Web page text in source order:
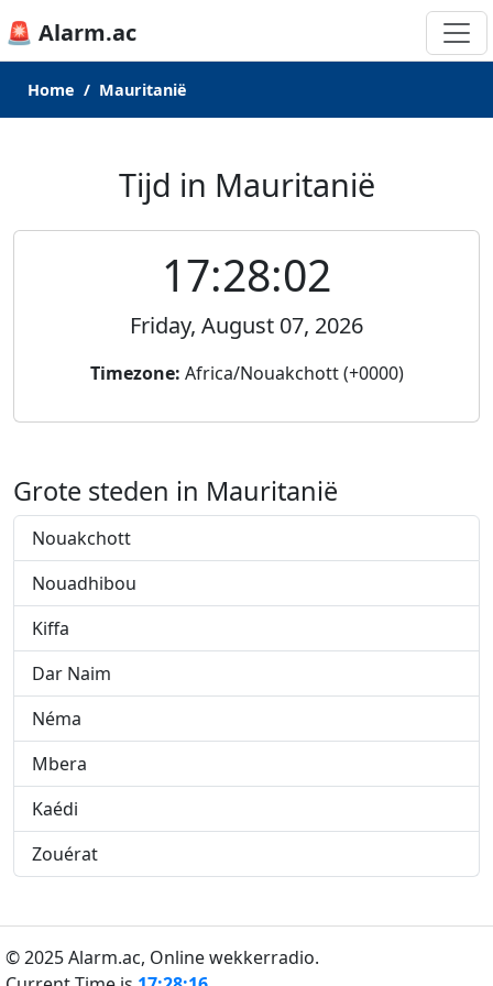
🚨 Alarm.ac
Home Mauritanië
Tijd in Mauritanië
17:28:02
Friday, August 07, 2026
Timezone: Africa/Nouakchott (+0000)
Grote steden in Mauritanië
Nouakchott
Nouadhibou
Kiffa
Dar Naim
Néma
Mbera
Kaédi
Zouérat
© 2025 Alarm.ac, Online wekkerradio.